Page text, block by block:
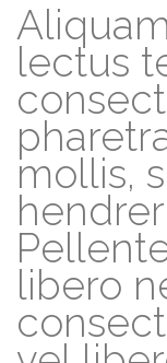
lectus
mollis,
libero